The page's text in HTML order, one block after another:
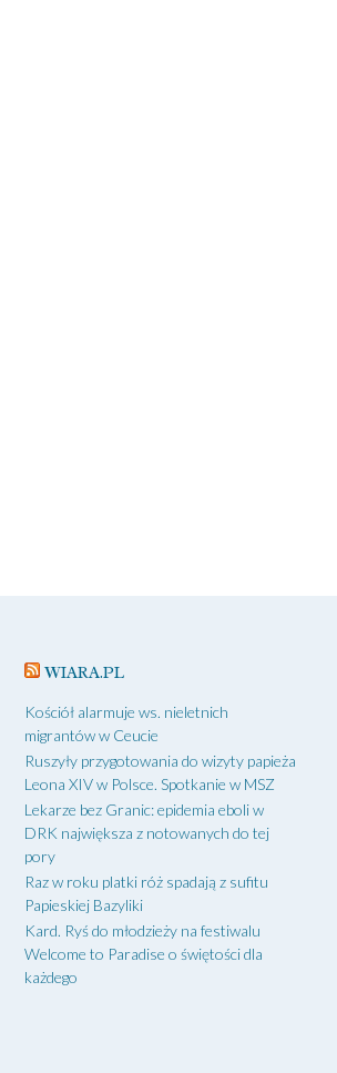
WIARA.PL
Kościół alarmuje ws. nieletnich
migrantów w Ceucie
Ruszyły przygotowania do wizyty papieża
Leona XIV w Polsce. Spotkanie w MSZ
Lekarze bez Granic: epidemia eboli w
DRK największa z notowanych do tej
pory
Raz w roku platki róż spadają z sufitu
Papieskiej Bazyliki
Kard. Ryś do młodzieży na festiwalu
Welcome to Paradise o świętości dla
każdego